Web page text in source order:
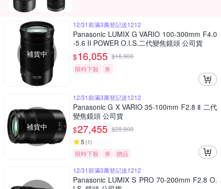
補貨中
12/31前滿3萬登記送1212
Panasonic LUMIX G VARIO 100-300mm F4.0
-5.6 II POWER O.I.S.二代變焦鏡頭 公司貨
$16,055 $16,900
限時下殺
券
補貨中
12/31前滿3萬登記送1212
Panasonic G X VARIO 35-100mm F2.8 Ⅱ 二代
變焦鏡頭 公司貨
$27,455 $28,900
5 (1)
限時下殺 券 贈品
12/31前滿3萬登記送1212
Panasonic LUMIX S PRO 70-200mm F2.8 O.